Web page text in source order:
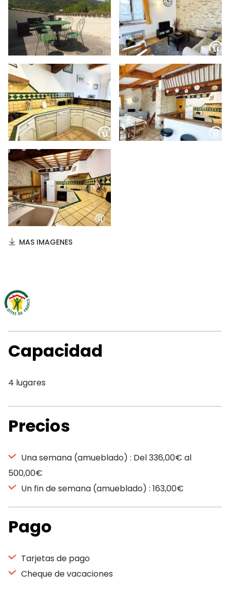
MAS IMAGENES
Capacidad
4 lugares
Precios
Una semana (amueblado) : Del 336,00€ al
500,00€
Un fin de semana (amueblado) : 163,00€
Pago
Tarjetas de pago
Cheque de vacaciones